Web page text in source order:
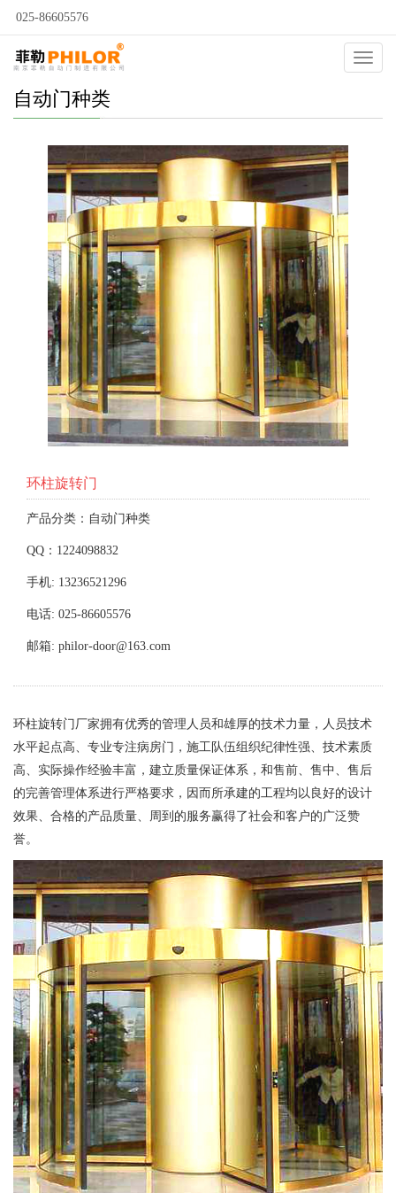
025-86605576
自动门种类
环柱旋转门
产品分类：自动门种类
QQ：1224098832
手机: 13236521296
电话: 025-86605576
邮箱: philor-door@163.com
环柱旋转门厂家拥有优秀的管理人员和雄厚的技术力量，人员技术
水平起点高、专业专注病房门，施工队伍组织纪律性强、技术素质
高、实际操作经验丰富，建立质量保证体系，和售前、售中、售后
的完善管理体系进行严格要求，因而所承建的工程均以良好的设计
效果、合格的产品质量、周到的服务赢得了社会和客户的广泛赞
誉。